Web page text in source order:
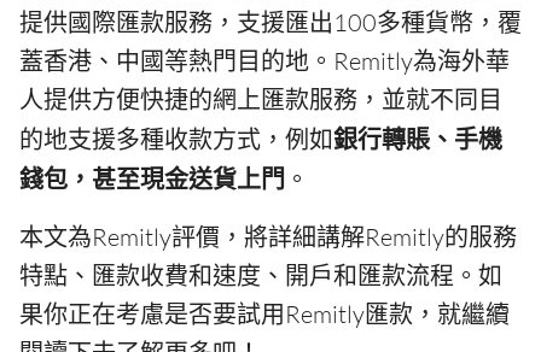
提供國際匯款服務，支援匯出100多種貨幣，覆
蓋香港、中國等熱門目的地。Remitly為海外華
人提供方便快捷的網上匯款服務，並就不同目
的地支援多種收款方式，例如銀行轉賬、手機
錢包，甚至現金送貨上門 。
本文為Remitly評價，將詳細講解Remitly的服務
特點、匯款收費和速度、開戶和匯款流程。如
果你正在考慮是否要試用Remitly匯款，就繼續